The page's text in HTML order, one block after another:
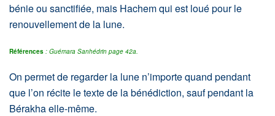
bénie ou sanctifiée, mais Hachem qui est loué pour le
renouvellement de la lune.
Références : Guémara Sanhédrin page 42a.
On permet de regarder la lune n’importe quand pendant
que l’on récite le texte de la bénédiction, sauf pendant la
Bérakha elle-même.